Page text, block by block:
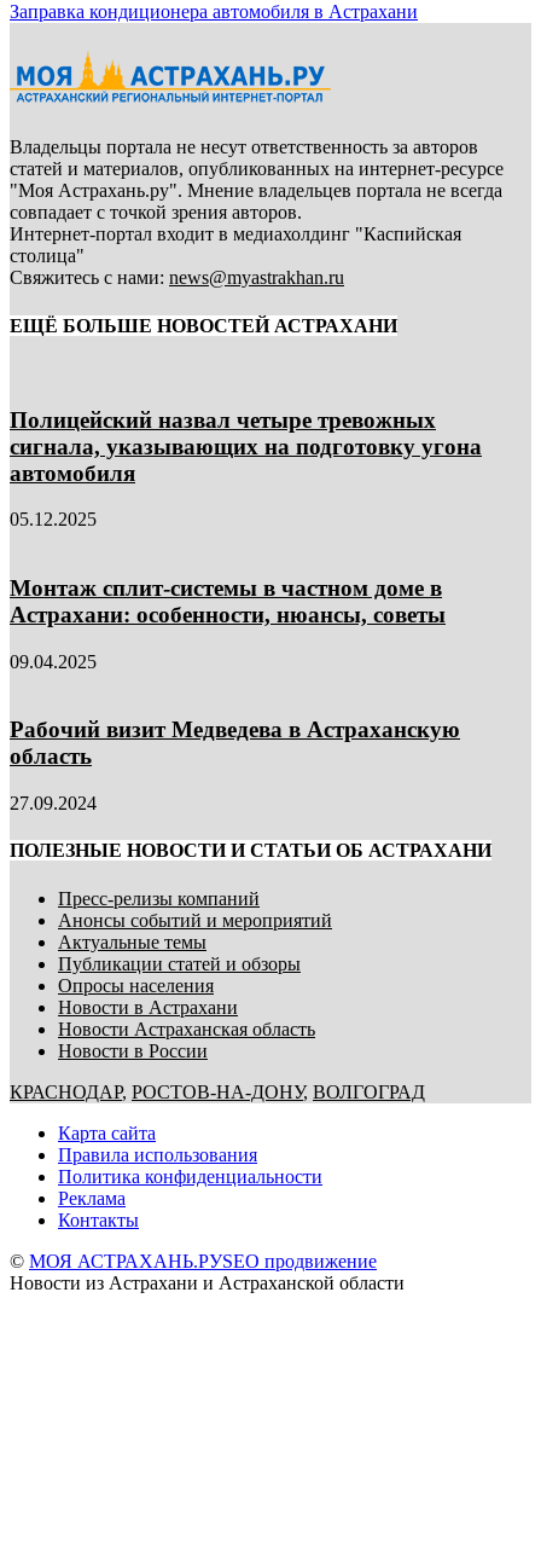
Заправка кондиционера автомобиля в Астрахани
Владельцы портала не несут ответственность за авторов
статей и материалов, опубликованных на интернет-ресурсе
"Моя Астрахань.ру". Мнение владельцев портала не всегда
совпадает с точкой зрения авторов.
Интернет-портал входит в медиахолдинг "Каспийская
столица"
Свяжитесь с нами: news@myastrakhan.ru
ЕЩЁ БОЛЬШЕ НОВОСТЕЙ АСТРАХАНИ
Полицейский назвал четыре тревожных
сигнала, указывающих на подготовку угона
автомобиля
05.12.2025
Монтаж сплит-системы в частном доме в
Астрахани: особенности, нюансы, советы
09.04.2025
Рабочий визит Медведева в Астраханскую
область
27.09.2024
ПОЛЕЗНЫЕ НОВОСТИ И СТАТЬИ ОБ АСТРАХАНИ
Пресс-релизы компаний
Анонсы событий и мероприятий
Актуальные темы
Публикации статей и обзоры
Опросы населения
Новости в Астрахани
Новости Астраханская область
Новости в России
КРАСНОДАР, РОСТОВ-НА-ДОНУ, ВОЛГОГРАД
Карта сайта
Правила использования
Политика конфиденциальности
Реклама
Контакты
© МОЯ АСТРАХАНЬ.РУSEO продвижение
Новости из Астрахани и Астраханской области